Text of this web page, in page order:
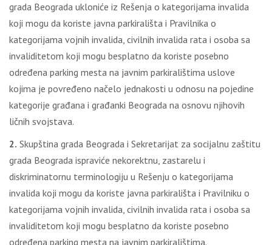
grada Beograda ukloniće iz Rešenja o kategorijama invalida
koji mogu da koriste javna parkirališta i Pravilnika o
kategorijama vojnih invalida, civilnih invalida rata i osoba sa
invaliditetom koji mogu besplatno da koriste posebno
određena parking mesta na javnim parkiralištima uslove
kojima je povređeno načelo jednakosti u odnosu na pojedine
kategorije građana i građanki Beograda na osnovu njihovih
ličnih svojstava.
2. Skupština grada Beograda i Sekretarijat za socijalnu zaštitu
grada Beograda ispraviće nekorektnu, zastarelu i
diskriminatornu terminologiju u Rešenju o kategorijama
invalida koji mogu da koriste javna parkirališta i Pravilniku o
kategorijama vojnih invalida, civilnih invalida rata i osoba sa
invaliditetom koji mogu besplatno da koriste posebno
određena parking mesta na javnim parkiralištima.